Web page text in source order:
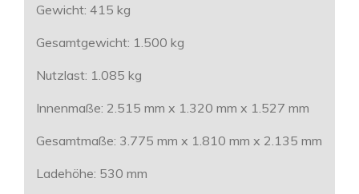
Gewicht: 415 kg
Gesamtgewicht: 1.500 kg
Nutzlast: 1.085 kg
Innenmaße: 2.515 mm x 1.320 mm x 1.527 mm
Gesamtmaße: 3.775 mm x 1.810 mm x 2.135 mm
Ladehöhe: 530 mm